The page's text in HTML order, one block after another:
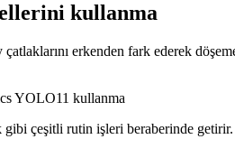
kullanma
erkenden fark ederek döşeme
çeşitli rutin işleri beraberinde